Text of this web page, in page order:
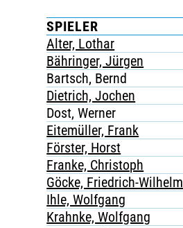
SPIELER
Alter, Lothar
Bähringer, Jürgen
Bartsch, Bernd
Dietrich, Jochen
Dost, Werner
Eitemüller, Frank
Förster, Horst
Franke, Christoph
Göcke, Friedrich-Wilhelm
Ihle, Wolfgang
Krahnke, Wolfgang